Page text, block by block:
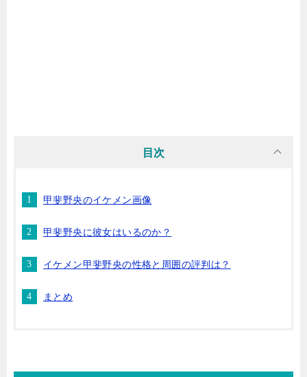
目次
甲斐野央のイケメン画像
甲斐野央に彼女はいるのか？
イケメン甲斐野央の性格と周囲の評判は？
まとめ